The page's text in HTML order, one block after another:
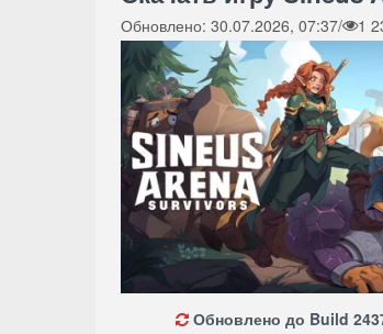
Обновлено: 30.07.2026, 07:37/ 1
Обновлено до Build